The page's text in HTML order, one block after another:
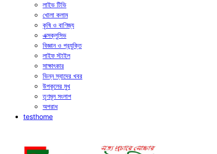
লাইভ টিভি
খোলা কলাম
কৃষি ও বাণিজ্য
এক্সক্লুসিভ
বিজ্ঞান ও প্রযুক্তি
লাইফ স্টাইল
সাক্ষাৎকার
ভিন্ন স্বাদের খবর
উপকূলের মুখ
তৃণমূল সংলাপ
অপরাধ
testhome